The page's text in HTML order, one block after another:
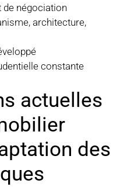
de négociation
architecture,
constante
actuelles
des